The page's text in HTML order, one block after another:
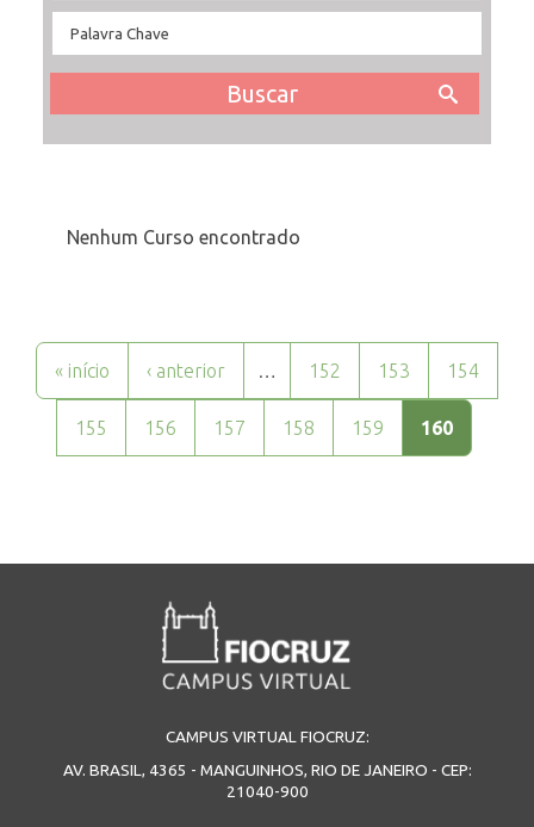
Nenhum Curso encontrado
Páginas
« início ‹ anterior … 152 153 154
155 156 157 158 159 160
CAMPUS VIRTUAL FIOCRUZ:
AV. BRASIL, 4365 - MANGUINHOS, RIO DE JANEIRO - CEP:
21040-900